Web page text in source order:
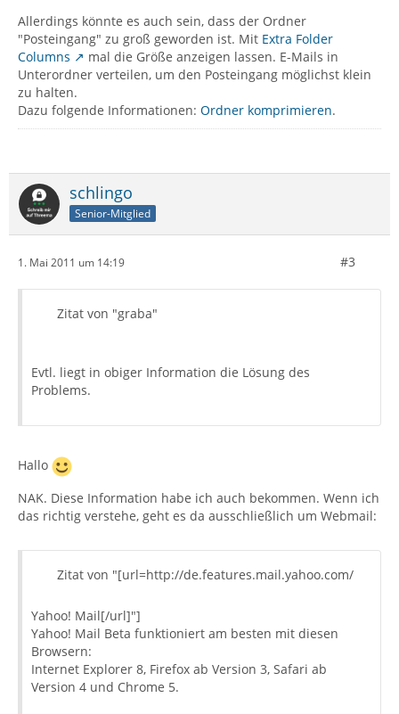
Allerdings könnte es auch sein, dass der Ordner
"Posteingang" zu groß geworden ist. Mit Extra Folder
Columns
mal die Größe anzeigen lassen. E-Mails in
Unterordner verteilen, um den Posteingang möglichst klein
zu halten.
Dazu folgende Informationen: Ordner komprimieren.
schlingo
Senior-Mitglied
1. Mai 2011 um 14:19 #3
Zitat von "graba"
Evtl. liegt in obiger Information die Lösung des
Problems.
Hallo
NAK. Diese Information habe ich auch bekommen. Wenn ich
das richtig verstehe, geht es da ausschließlich um Webmail:
Zitat von "[url=http://de.features.mail.yahoo.com/
Yahoo! Mail[/url]"]
Yahoo! Mail Beta funktioniert am besten mit diesen
Browsern:
Internet Explorer 8, Firefox ab Version 3, Safari ab
Version 4 und Chrome 5.